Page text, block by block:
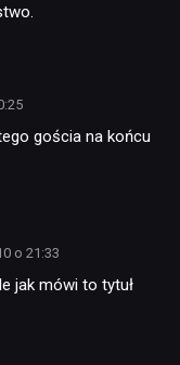
gościa na końcu
o 21:33
jak mówi to tytuł